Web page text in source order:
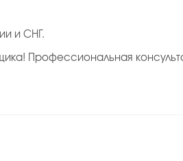
и СНГ.
Профессиональная